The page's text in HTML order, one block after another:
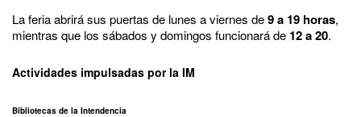
La feria abrirá sus puertas de lunes a viernes de9 a 19 horas,
mientras que los sábados y domingos funcionará de 12 a 20.
Actividades impulsadas por la IM
Bibliotecas de la Intendencia